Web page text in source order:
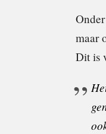
maar
Dit is